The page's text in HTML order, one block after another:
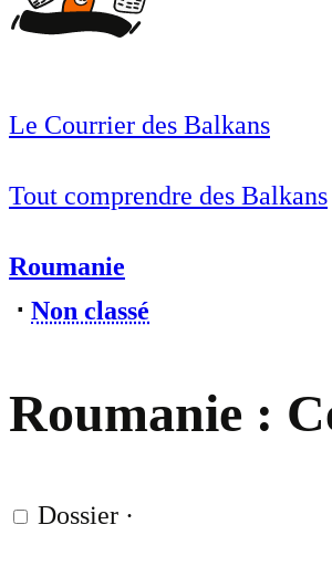
Le Courrier des Balkans
Tout comprendre des Balkans
Roumanie
⋅ Non classé
Roumanie :
Dossier ·